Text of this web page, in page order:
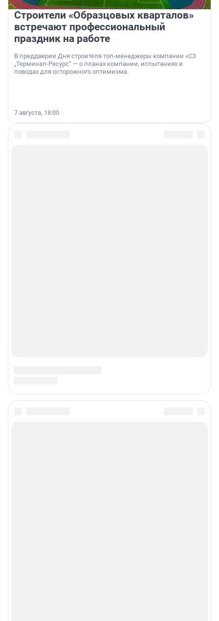
Строители «Образцовых кварталов»
встречают профессиональный
праздник на работе
В преддверии Дня строителя топ-менеджеры компании «СЗ
„Терминал-Ресурс“ — о планах компании, испытаниях и
поводах для осторожного оптимизма.
7 августа, 18:00